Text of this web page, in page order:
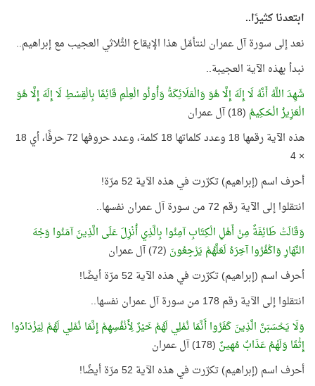
ابتعدنا كثيرًا..
نعد إلى سورة آل عمران لنتأمّل هذا الإيقاع الثُلاثي العجيب مع إبراهيم..
نبدأ بهذه الآية العجيبة..
شَهِدَ اللَّهُ أَنَّهُ لَا إِلَهَ إِلَّا هُوَ وَالْمَلَائِكَةُ وَأُولُو الْعِلْمِ قَائِمًا بِالْقِسْطِ لَا إِلَهَ إِلَّا هُوَ
الْعَزِيزُ الْحَكِيمُ (18) آل عمران
هذه الآية رقمها 18 وعدد كلماتها 18 كلمة، وعدد حروفها 72 حرفًا، أي 18
× 4
أحرف اسم (إبراهيم) تكرّرت في هذه الآية 52 مرّة!
انتقلوا إلى الآية رقم 72 من سورة آل عمران نفسها..
وَقَالَتْ طَائِفَةٌ مِنْ أَهْلِ الْكِتَابِ آمِنُوا بِالَّذِي أُنْزِلَ عَلَى الَّذِينَ آمَنُوا وَجْهَ
النَّهَارِ وَاكْفُرُوا آخِرَهُ لَعَلَّهُمْ يَرْجِعُونَ (72) آل عمران
أحرف اسم (إبراهيم) تكرّرت في هذه الآية 52 مرّة أيضًا!
انتقلوا إلى الآية رقم 178 من سورة آل عمران نفسها..
وَلَا يَحْسَبَنَّ الَّذِينَ كَفَرُوا أَنَّمَا نُمْلِي لَهُمْ خَيْرٌ لِأَنْفُسِهِمْ إِنَّمَا نُمْلِي لَهُمْ لِيَزْدَادُوا
إِثْمًا وَلَهْمُ عَذَابٌ مُهِينٌ (178) آل عمران
أحرف اسم (إبراهيم) تكرّرت في هذه الآية 52 مرّة أيضًا!